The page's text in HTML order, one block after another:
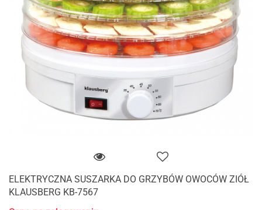
ELEKTRYCZNA SUSZARKA DO GRZYBÓW OWOCÓW ZIÓŁ
KLAUSBERG KB-7567